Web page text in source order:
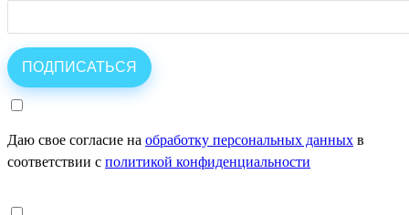
Даю свое согласие на обработку персональных данных в
соответствии с политикой конфиденциальности